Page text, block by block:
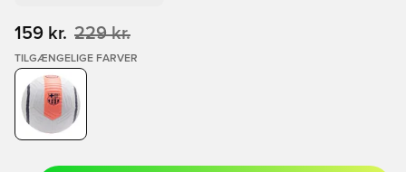
159 kr. 229 kr.
TILGÆNGELIGE FARVER